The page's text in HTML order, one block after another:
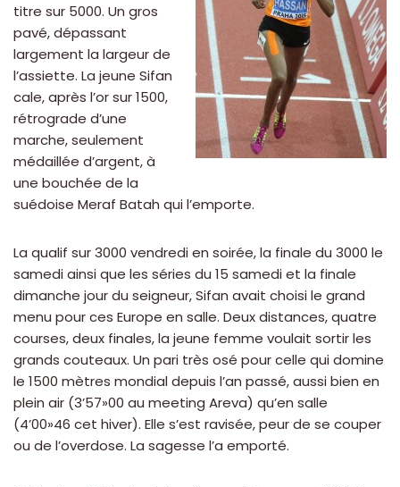
titre sur 5000. Un gros
pavé, dépassant
largement la largeur de
l’assiette. La jeune Sifan
cale, après l’or sur 1500,
rétrograde d’une
marche, seulement
médaillée d’argent, à
une bouchée de la
suédoise Meraf Batah qui l’emporte.
La qualif sur 3000 vendredi en soirée, la finale du 3000 le
samedi ainsi que les séries du 15 samedi et la finale
dimanche jour du seigneur, Sifan avait choisi le grand
menu pour ces Europe en salle. Deux distances, quatre
courses, deux finales, la jeune femme voulait sortir les
grands couteaux. Un pari très osé pour celle qui domine
le 1500 mètres mondial depuis l’an passé, aussi bien en
plein air (3’57»00 au meeting Areva) qu’en salle
(4’00»46 cet hiver). Elle s’est ravisée, peur de se couper
ou de l’overdose. La sagesse l’a emporté.